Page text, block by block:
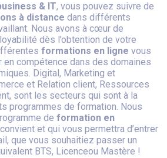
& IT, vous pouvez suivre de
à distance dans différents
Nous avons à cœur de
dès l’obtention de votre
formations en ligne vous
compétence dans des domaines
Digital, Marketing et
et Relation client, Ressources
sont les secteurs qui sont à la
programmes de formation. Nous
de formation en
et qui vous permettra d’entrer
que vous souhaitiez passer un
BTS, Licenceou Mastère !